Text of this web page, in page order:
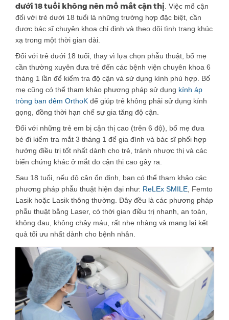
dưới 18 tuổi không nên mổ mắt cận thị . Việc mổ cận
đối với trẻ dưới 18 tuổi là những trường hợp đặc biệt, cần
được bác sĩ chuyên khoa chỉ định và theo dõi tình trạng khúc
xạ trong một thời gian dài.
Đối với trẻ dưới 18 tuổi, thay vì lựa chọn phẫu thuật, bố mẹ
cần thường xuyên đưa trẻ đến các bệnh viện chuyên khoa 6
tháng 1 lần để kiểm tra độ cận và sử dụng kính phù hợp. Bố
mẹ cũng có thể tham khảo phương pháp sử dụng kính áp
tròng ban đêm OrthoK để giúp trẻ không phải sử dụng kính
gọng, đồng thời hạn chế sự gia tăng độ cận.
Đối với những trẻ em bị cận thị cao (trên 6 độ), bố mẹ đưa
bé đi kiểm tra mắt 3 tháng 1 để gia đình và bác sĩ phối hợp
hướng điều trị tốt nhất dành cho trẻ, tránh nhược thị và các
biến chứng khác ở mắt do cận thị cao gây ra.
Sau 18 tuổi, nếu độ cận ổn định, bạn có thể tham khảo các
phương pháp phẫu thuật hiện đại như: ReLEx SMILE , Femto
Lasik hoặc Lasik thông thường. Đây đều là các phương pháp
phẫu thuật bằng Laser, có thời gian điều trị nhanh, an toàn,
không đau, không chảy máu, rất nhẹ nhàng và mang lại kết
quả tối ưu nhất dành cho bệnh nhân.